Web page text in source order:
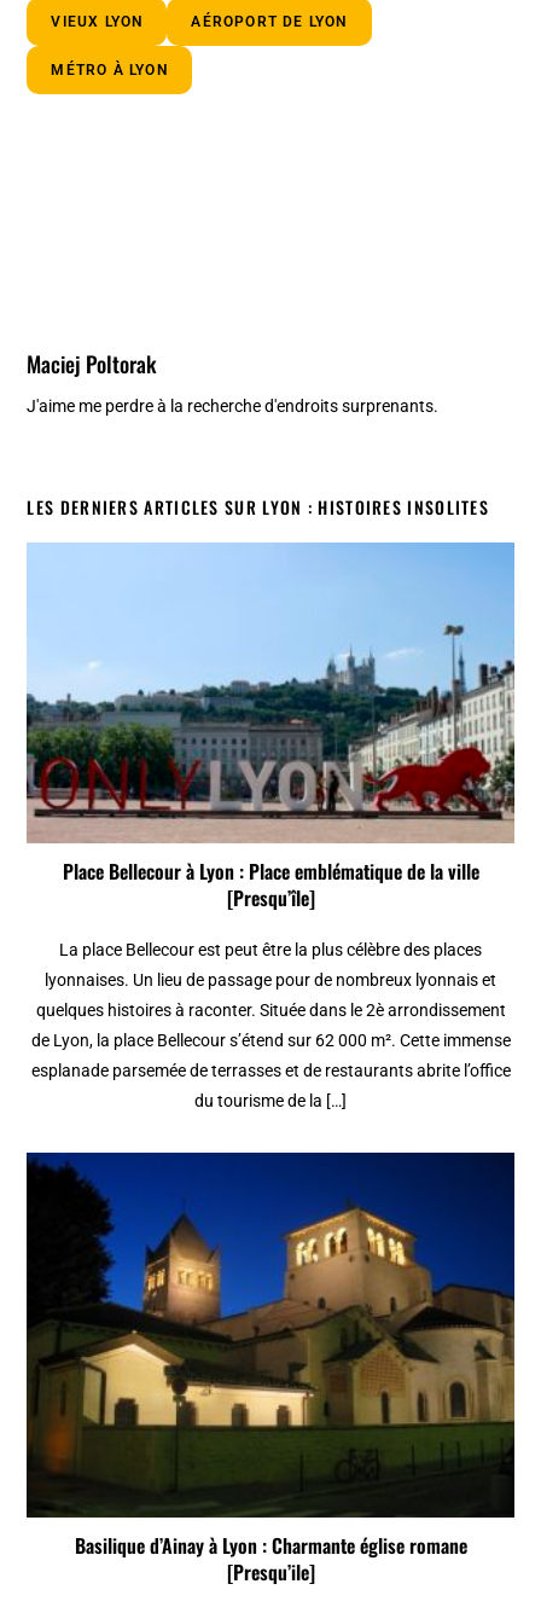
VIEUX LYON AÉROPORT DE LYON
MÉTRO À LYON
Maciej Poltorak
J'aime me perdre à la recherche d'endroits surprenants.
LES DERNIERS ARTICLES SUR LYON : HISTOIRES INSOLITES
Place Bellecour à Lyon : Place emblématique de la ville
[Presqu’île]
La place Bellecour est peut être la plus célèbre des places
lyonnaises. Un lieu de passage pour de nombreux lyonnais et
quelques histoires à raconter. Située dans le 2è arrondissement
de Lyon, la place Bellecour s’étend sur 62 000 m². Cette immense
esplanade parsemée de terrasses et de restaurants abrite l’office
du tourisme de la […]
Basilique d’Ainay à Lyon : Charmante église romane
[Presqu’ile]